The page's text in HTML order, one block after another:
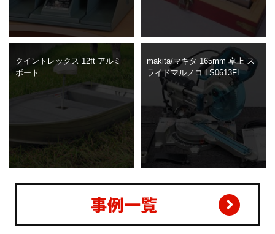
クイントレックス 12ft アルミ
ボート
makita/マキタ 165mm 卓上 ス
ライドマルノコ LS0613FL